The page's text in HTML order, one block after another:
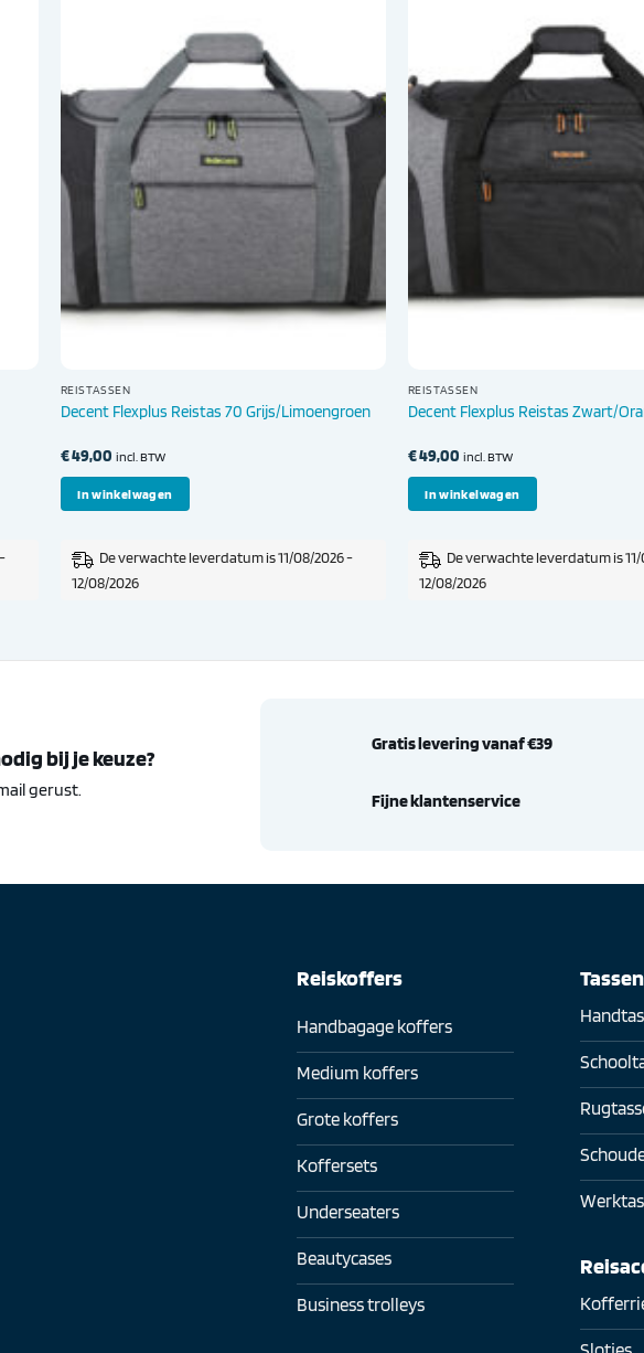
REISTASSEN
Decent Flexplus Reistas 70 Grijs/Limoengroen
€49,00 incl. BTW
In winkelwagen
De verwachte leverdatum is 11/08/2026 -
12/08/2026
REISTASSEN
Decent Flexplus Reistas Zwart/
€49,00 incl. BTW
In winkelwagen
De verwachte leverdatum is
12/08/2026
bij je keuze?
gerust.
Gratis levering vanaf €39
Fijne klantenservice
Reiskoffers
Handbagage koffers
Medium koffers
Grote koffers
Koffersets
Underseaters
Beautycases
Business trolleys
Tassen